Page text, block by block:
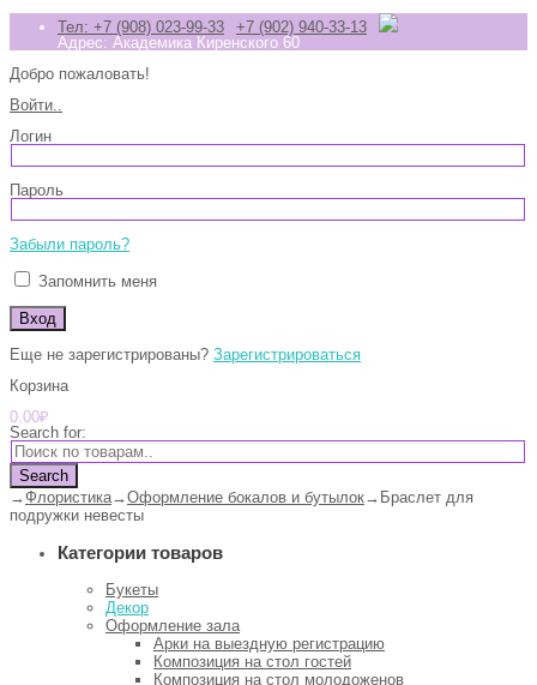
Тел: +7 (908) 023-99-33
+7 (902) 940-33-13
Адрес: Академика Киренского 60
Добро пожаловать!
Войти..
Логин
Пароль
Забыли пароль?
Запомнить меня
Еще не зарегистрированы? Зарегистрироваться
Корзина
0.00₽
Search for:
Search
→Флористика→Оформление бокалов и бутылок→ Браслет для
подружки невесты
Категории товаров
Букеты
Декор
Оформление зала
Арки на выездную регистрацию
Композиция на стол гостей
Композиция на стол молодоженов